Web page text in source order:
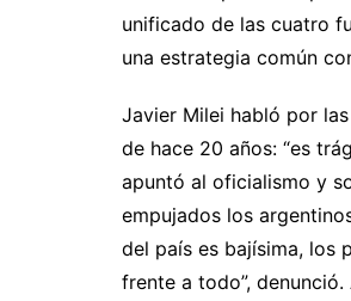
unificado de las cuatro
una estrategia común
Javier Milei habló por
de hace 20 años: “es
apuntó al oficialismo y
empujados los
del país es bajísima, los
frente a todo”,